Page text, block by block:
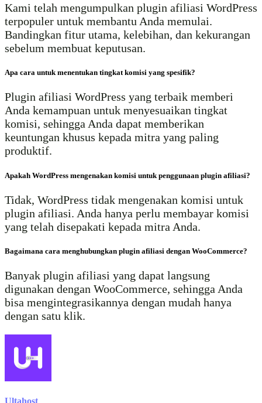
Kami telah mengumpulkan plugin afiliasi WordPress
terpopuler untuk membantu Anda memulai.
Bandingkan fitur utama, kelebihan, dan kekurangan
sebelum membuat keputusan.
Apa cara untuk menentukan tingkat komisi yang spesifik?
Plugin afiliasi WordPress yang terbaik memberi
Anda kemampuan untuk menyesuaikan tingkat
komisi, sehingga Anda dapat memberikan
keuntungan khusus kepada mitra yang paling
produktif.
Apakah WordPress mengenakan komisi untuk penggunaan plugin afiliasi?
Tidak, WordPress tidak mengenakan komisi untuk
plugin afiliasi. Anda hanya perlu membayar komisi
yang telah disepakati kepada mitra Anda.
Bagaimana cara menghubungkan plugin afiliasi dengan WooCommerce?
Banyak plugin afiliasi yang dapat langsung
digunakan dengan WooCommerce, sehingga Anda
bisa mengintegrasikannya dengan mudah hanya
dengan satu klik.